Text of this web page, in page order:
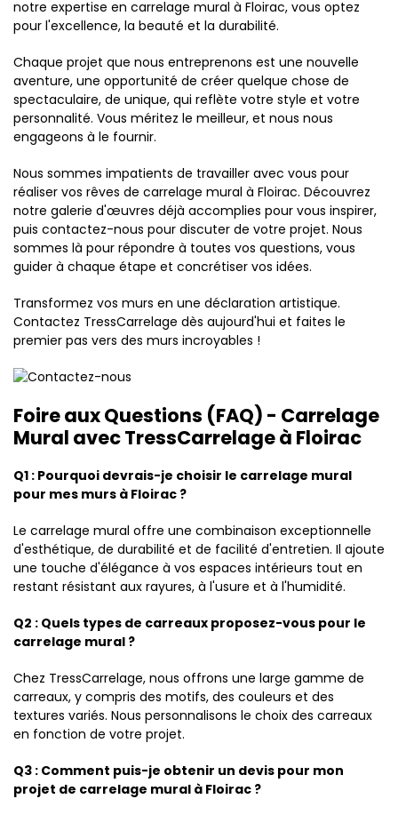
notre expertise en carrelage mural à Floirac, vous optez
pour l'excellence, la beauté et la durabilité.
Chaque projet que nous entreprenons est une nouvelle
aventure, une opportunité de créer quelque chose de
spectaculaire, de unique, qui reflète votre style et votre
personnalité. Vous méritez le meilleur, et nous nous
engageons à le fournir.
Nous sommes impatients de travailler avec vous pour
réaliser vos rêves de carrelage mural à Floirac. Découvrez
notre galerie d'œuvres déjà accomplies pour vous inspirer,
puis contactez-nous pour discuter de votre projet. Nous
sommes là pour répondre à toutes vos questions, vous
guider à chaque étape et concrétiser vos idées.
Transformez vos murs en une déclaration artistique.
Contactez TressCarrelage dès aujourd'hui et faites le
premier pas vers des murs incroyables !
Foire aux Questions (FAQ) - Carrelage
Mural avec TressCarrelage à Floirac
Q1 : Pourquoi devrais-je choisir le carrelage mural
pour mes murs à Floirac ?
Le carrelage mural offre une combinaison exceptionnelle
d'esthétique, de durabilité et de facilité d'entretien. Il ajoute
une touche d'élégance à vos espaces intérieurs tout en
restant résistant aux rayures, à l'usure et à l'humidité.
Q2 : Quels types de carreaux proposez-vous pour le
carrelage mural ?
Chez TressCarrelage, nous offrons une large gamme de
carreaux, y compris des motifs, des couleurs et des
textures variés. Nous personnalisons le choix des carreaux
en fonction de votre projet.
Q3 : Comment puis-je obtenir un devis pour mon
projet de carrelage mural à Floirac ?